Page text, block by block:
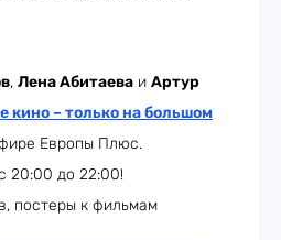
, Лена Абитаева и Артур
кино – только на большом
Европы Плюс.
20:00 до 22:00!
постеры к фильмам